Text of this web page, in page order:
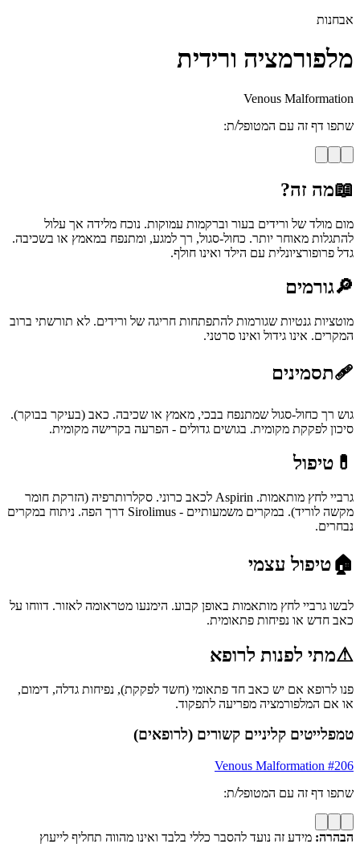
אבחנות
מלפורמציה ורידית
Venous Malformation
שתפו דף זה עם המטופל/ת:
📖מה זה?
מום מולד של ורידים בעור וברקמות עמוקות. נוכח מלידה אך עלול
להתגלות מאוחר יותר. כחול-סגול, רך למגע, ומתנפח במאמץ או בשכיבה.
גדל פרופורציונלית עם הילד ואינו חולף.
🔎גורמים
מוטציות גנטיות שגורמות להתפתחות חריגה של ורידים. לא תורשתי ברוב
המקרים. אינו גידול ואינו סרטני.
🩹תסמינים
גוש רך כחול-סגול שמתנפח בבכי, מאמץ או שכיבה. כאב (בעיקר בבוקר).
סיכון לפקקת מקומית. בגושים גדולים - הפרעה בקרישה מקומית.
💊 טיפול
גרביי לחץ מותאמות. Aspirin לכאב כרוני. סקלרותרפיה (הזרקת חומר
מקשה לוריד). במקרים משמעותיים - Sirolimus דרך הפה. ניתוח במקרים
נבחרים.
🏠טיפול עצמי
לבשו גרביי לחץ מותאמות באופן קבוע. הימנעו מטראומה לאזור. דווחו על
כאב חדש או נפיחות פתאומית.
⚠מתי לפנות לרופא
פנו לרופא אם יש כאב חד פתאומי (חשד לפקקת), נפיחות גדלה, דימום,
או אם המלפורמציה מפריעה לתפקוד.
טמפלייטים קליניים קשורים (לרופאים)
#206
Venous Malformation
שתפו דף זה עם המטופל/ת:
הבהרה: מידע זה נועד להסבר כללי בלבד ואינו מהווה תחליף לייעוץ